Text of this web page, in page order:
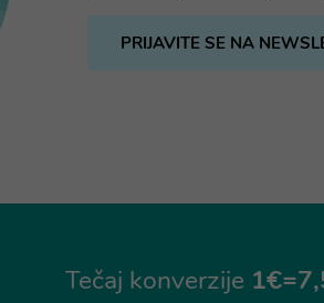
PRIJAVITE SE NA
Tečaj konverzije